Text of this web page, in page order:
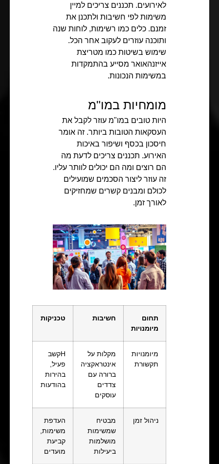
לאירועים. תכננים צריכים למיין
משימות לפי חשיבות ולתכנן את
זמנם. כלים כמו רשימות, לוחות שנה
ותוכנה עוזרים לעקוב אחר הכל.
שימוש בשיטות כמו מטריצת
אייזנהאואר מסייע בהתמקדות
במשימות הנכונות.
מומחיות במו"מ
היות טובים במו"מ עוזר לקבל את
העסקאות הטובות ביותר. זה אומר
חיסכון בכסף ושיפור באיכות
האירוע. תכננים צריכים לדעת מה
הם רוצים ומה הם יכולים לוותר עליו.
זה עוזר ליצור הסכמים שמועילים
לכולם ומבנים קשרים שמחזיקים
לאורך זמן.
תחום
מיומנויות
חשיבות טכניקות
מיומנויות
תקשורת
מקלות על
אינטראקציה
ברורה עם
צדדים
עוסקים
Hקשב
פעיל,
בהירות
בהודעות
ניהול זמן
מבטיח
שמשימות
מושלמות
ביעילות
העדפת
משימות,
קביעת
מועדים